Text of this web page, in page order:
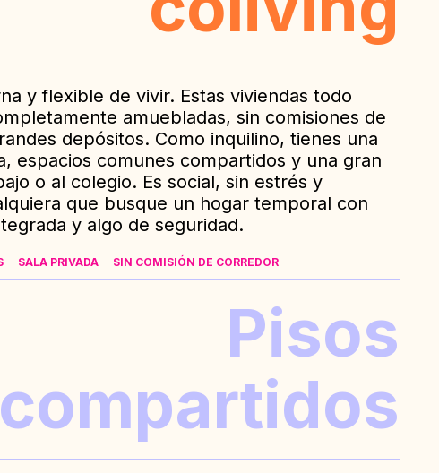
y flexible de vivir. Estas viviendas todo
amuebladas, sin comisiones de
depósitos. Como inquilino, tienes una
espacios comunes compartidos y una gran
o al colegio. Es social, sin estrés y
que busque un hogar temporal con
y algo de seguridad.
SALA PRIVADA SIN COMISIÓN DE CORREDOR
Pisos
compartidos